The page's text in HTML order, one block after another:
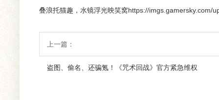
叠浪托猫趣，水镜浮光映笑窝https://
上一篇：
盗图、偷名、还骗氪！《咒术回战》官方紧急维权